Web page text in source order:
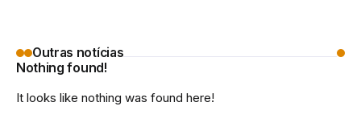
Outras notícias
Nothing found!
It looks like nothing was found here!